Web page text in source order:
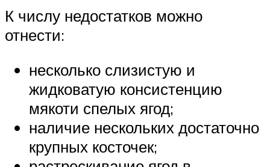
К числу недостатков можно
отнести:
несколько слизистую и
жидковатую консистенцию
мякоти спелых ягод;
наличие нескольких достаточно
крупных косточек;